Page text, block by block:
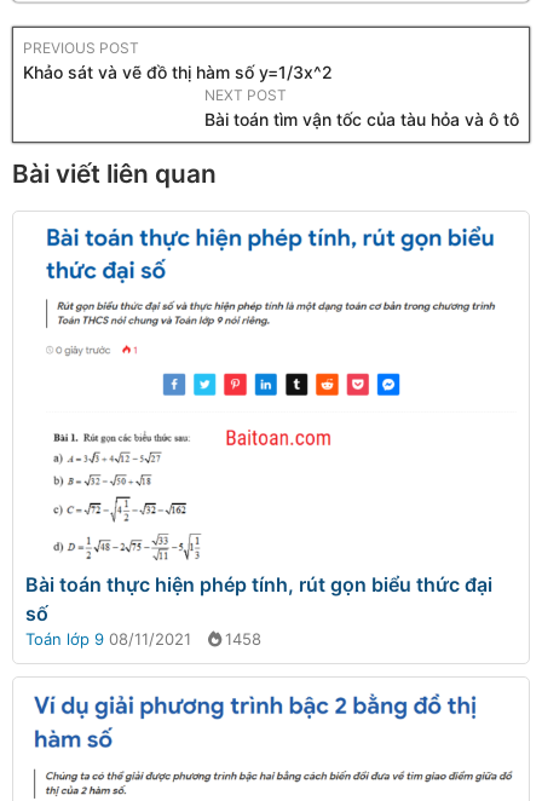
PREVIOUS POST
Khảo sát và vẽ đồ thị hàm số y=1/3x^2
NEXT POST
Bài toán tìm vận tốc của tàu hỏa và ô tô
Bài viết liên quan
Bài toán thực hiện phép tính, rút gọn biểu thức đại
số
Toán lớp 9 08/11/2021 1458